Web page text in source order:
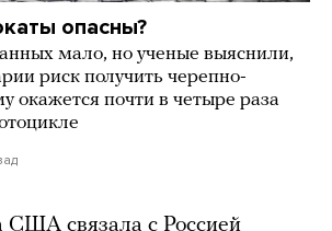
опасны?
мало, но ученые выяснили,
риск получить черепно-
окажется почти в четыре раза
США связала с Россией